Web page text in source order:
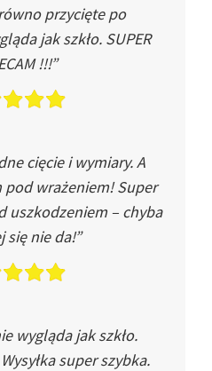
przycięte po
jak szkło. SUPER
!!!”
cięcie i wymiary. A
pod wrażeniem! Super
uszkodzeniem – chyba
się nie da!”
wygląda jak szkło.
super szybka.